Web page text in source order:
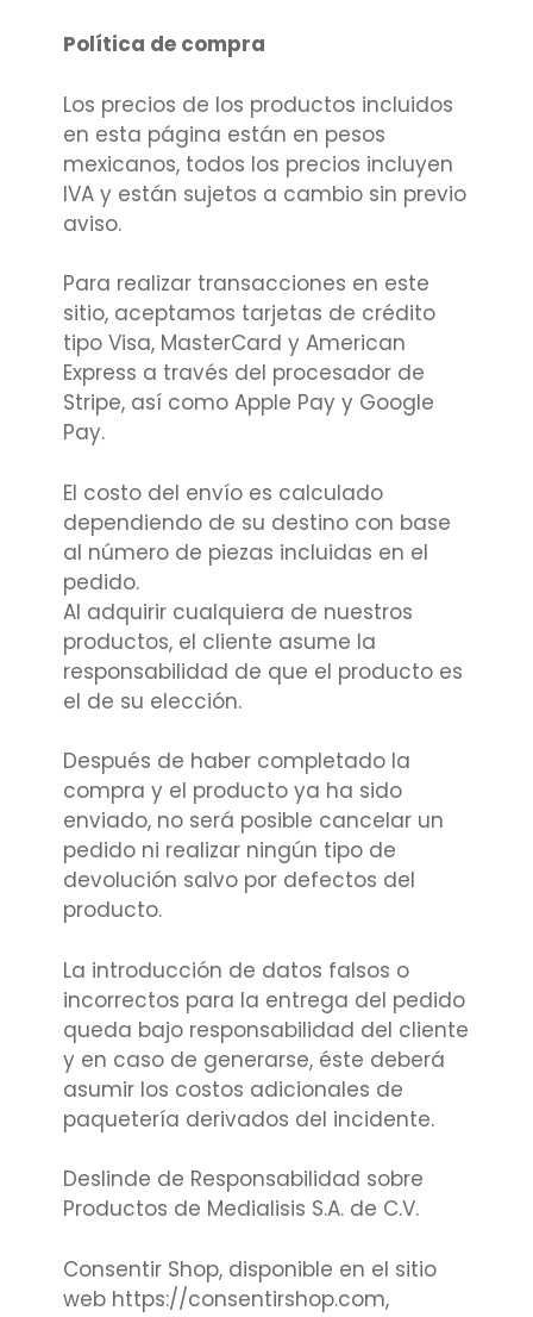
Política de compra
Los precios de los productos incluidos
en esta página están en pesos
mexicanos, todos los precios incluyen
IVA y están sujetos a cambio sin previo
aviso.
Para realizar transacciones en este
sitio, aceptamos tarjetas de crédito
tipo Visa, MasterCard y American
Express a través del procesador de
Stripe, así como Apple Pay y Google
Pay.
El costo del envío es calculado
dependiendo de su destino con base
al número de piezas incluidas en el
pedido.
Al adquirir cualquiera de nuestros
productos, el cliente asume la
responsabilidad de que el producto es
el de su elección.
Después de haber completado la
compra y el producto ya ha sido
enviado, no será posible cancelar un
pedido ni realizar ningún tipo de
devolución salvo por defectos del
producto.
La introducción de datos falsos o
incorrectos para la entrega del pedido
queda bajo responsabilidad del cliente
y en caso de generarse, éste deberá
asumir los costos adicionales de
paquetería derivados del incidente.
Deslinde de Responsabilidad sobre
Productos de Medialisis S.A. de C.V.
Consentir Shop, disponible en el sitio
web https://consentirshop.com,